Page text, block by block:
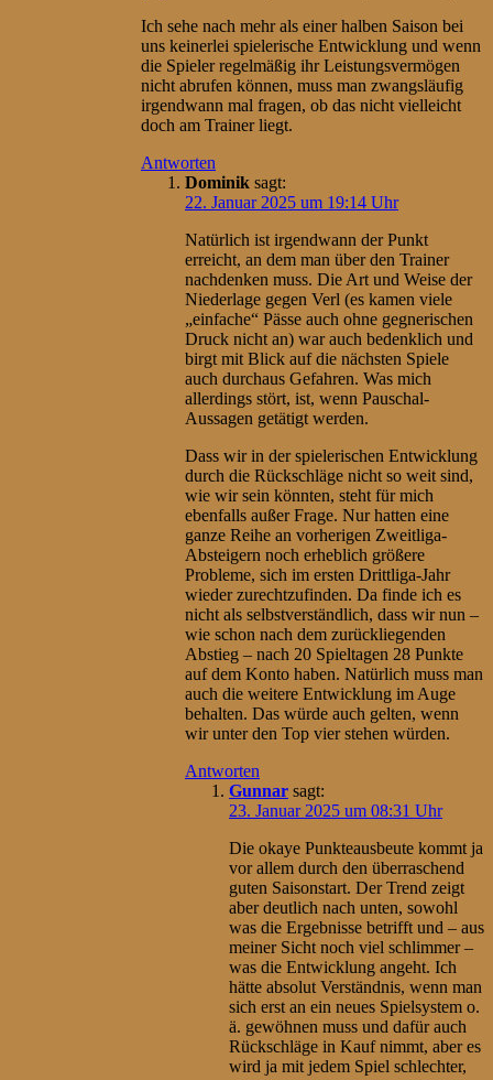
Ich sehe nach mehr als einer halben Saison bei
uns keinerlei spielerische Entwicklung und wenn
die Spieler regelmäßig ihr Leistungsvermögen
nicht abrufen können, muss man zwangsläufig
irgendwann mal fragen, ob das nicht vielleicht
doch am Trainer liegt.
Antworten
Dominik sagt:
22. Januar 2025 um 19:14 Uhr
Natürlich ist irgendwann der Punkt
erreicht, an dem man über den Trainer
nachdenken muss. Die Art und Weise der
Niederlage gegen Verl (es kamen viele
„einfache“ Pässe auch ohne gegnerischen
Druck nicht an) war auch bedenklich und
birgt mit Blick auf die nächsten Spiele
auch durchaus Gefahren. Was mich
allerdings stört, ist, wenn Pauschal-
Aussagen getätigt werden.
Dass wir in der spielerischen Entwicklung
durch die Rückschläge nicht so weit sind,
wie wir sein könnten, steht für mich
ebenfalls außer Frage. Nur hatten eine
ganze Reihe an vorherigen Zweitliga-
Absteigern noch erheblich größere
Probleme, sich im ersten Drittliga-Jahr
wieder zurechtzufinden. Da finde ich es
nicht als selbstverständlich, dass wir nun –
wie schon nach dem zurückliegenden
Abstieg – nach 20 Spieltagen 28 Punkte
auf dem Konto haben. Natürlich muss man
auch die weitere Entwicklung im Auge
behalten. Das würde auch gelten, wenn
wir unter den Top vier stehen würden.
Antworten
Gunnar sagt:
23. Januar 2025 um 08:31 Uhr
Die okaye Punkteausbeute kommt ja
vor allem durch den überraschend
guten Saisonstart. Der Trend zeigt
aber deutlich nach unten, sowohl
was die Ergebnisse betrifft und – aus
meiner Sicht noch viel schlimmer –
was die Entwicklung angeht. Ich
hätte absolut Verständnis, wenn man
sich erst an ein neues Spielsystem o.
ä. gewöhnen muss und dafür auch
Rückschläge in Kauf nimmt, aber es
wird ja mit jedem Spiel schlechter,